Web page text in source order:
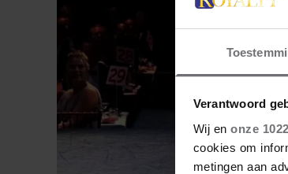
Verantwoord
Wij en onze
cookies om
metingen aan